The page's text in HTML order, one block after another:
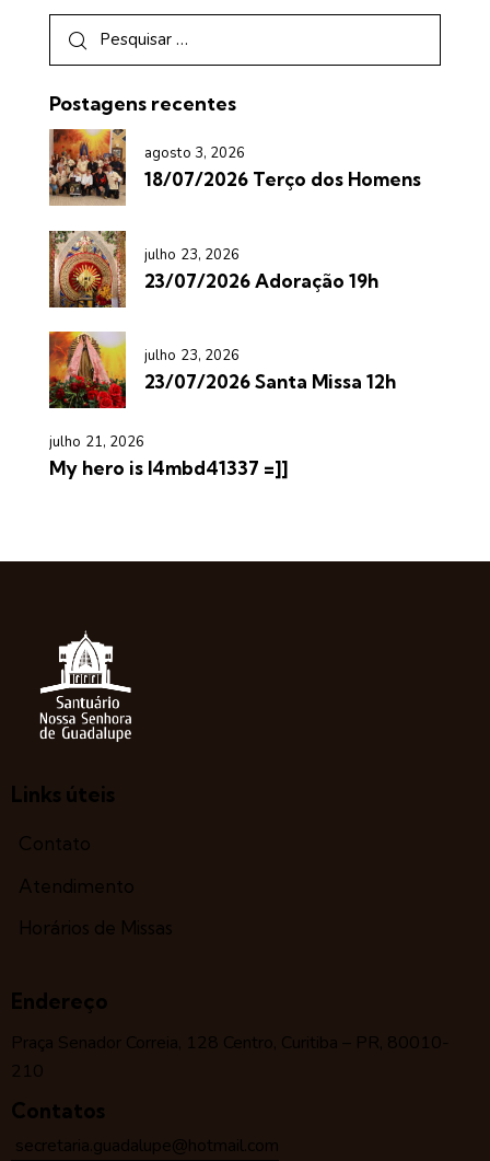
Postagens recentes
agosto 3, 2026
18/07/2026 Terço dos Homens
julho 23, 2026
23/07/2026 Adoração 19h
julho 23, 2026
23/07/2026 Santa Missa 12h
julho 21, 2026
My hero is l4mbd41337 =]]
Links úteis
Contato
Atendimento
Horários de Missas
Endereço
Praça Senador Correia, 128 Centro, Curitiba – PR, 80010-
210
Contatos
secretaria.guadalupe@hotmail.com